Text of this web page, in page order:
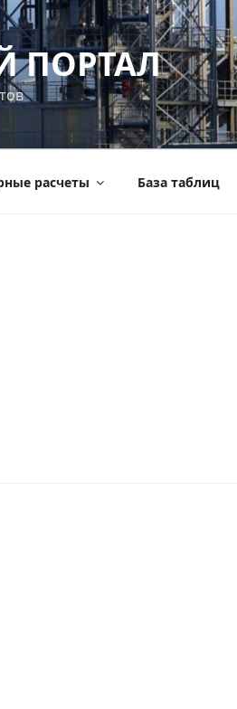
ПОРТАЛ
расчеты База таблиц